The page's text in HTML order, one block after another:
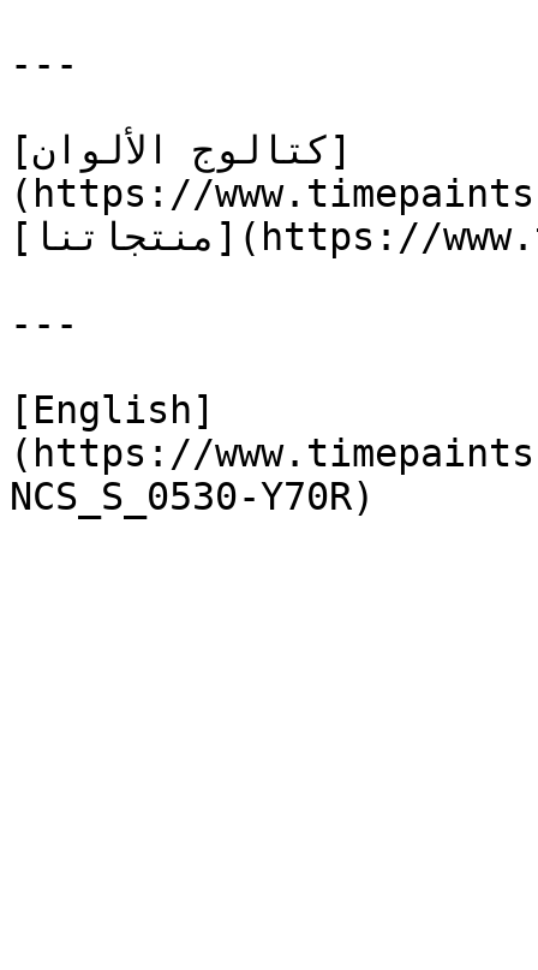
---
[كتالوج الألوان]
(https://
[منتجاتنا](https://www.timepaints.com/ar/products)
---
[English]
(https://
NCS_S_0530-Y70R)